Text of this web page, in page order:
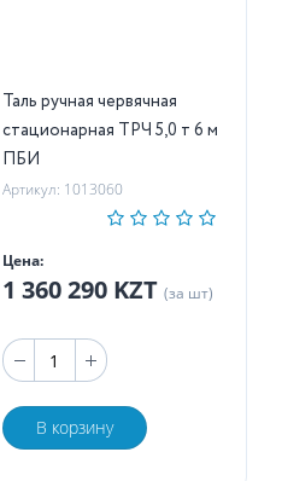
Таль ручная червячная
стационарная ТРЧ 5,0 т 6 м
ПБИ
Артикул: 1013060
Цена:
1 360 290 KZT (за шт)
В корзину